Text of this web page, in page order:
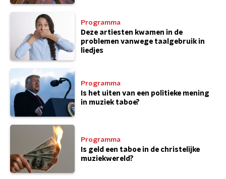
Programma
Deze artiesten kwamen in de
problemen vanwege taalgebruik in
liedjes
Programma
Is het uiten van een politieke mening
in muziek taboe?
Programma
Is geld een taboe in de christelijke
muziekwereld?